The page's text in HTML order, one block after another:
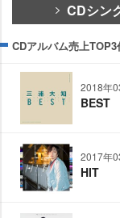
CDシン
CDアルバム売上TOP3
2018年
BEST
2017年
HIT